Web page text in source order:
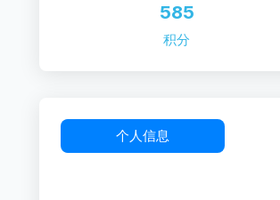
585
积分
个人信息